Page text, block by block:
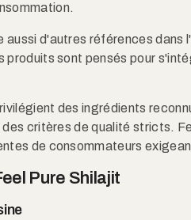
aussi d'autres références dans
produits sont pensés pour
des ingrédients
critères de qualité stricts.
de consommateurs
Pure Shilajit